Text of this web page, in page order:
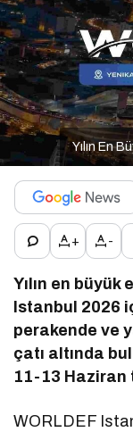
Yılın En
+ -
Yılın en büyük
Istanbul 2026
perakende ve
çatı altında
11-13
WORLDEF